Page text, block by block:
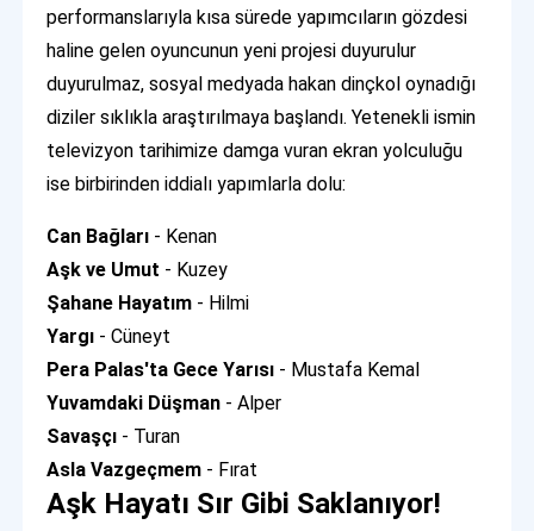
performanslarıyla kısa sürede yapımcıların gözdesi
haline gelen oyuncunun yeni projesi duyurulur
duyurulmaz, sosyal medyada hakan dinçkol oynadığı
diziler sıklıkla araştırılmaya başlandı. Yetenekli ismin
televizyon tarihimize damga vuran ekran yolculuğu
ise birbirinden iddialı yapımlarla dolu:
Can Bağları - Kenan
Aşk ve Umut - Kuzey
Şahane Hayatım - Hilmi
Yargı - Cüneyt
Pera Palas'ta Gece Yarısı - Mustafa Kemal
Yuvamdaki Düşman - Alper
Savaşçı - Turan
Asla Vazgeçmem - Fırat
Aşk Hayatı Sır Gibi Saklanıyor!